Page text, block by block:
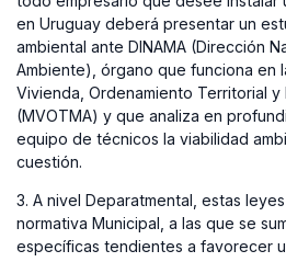
en Uruguay deberá presentar un
ambiental ante DINAMA (Dirección
Ambiente), órgano que funciona en
Vivienda, Ordenamiento Territorial y
(MVOTMA) y que analiza en
equipo de técnicos la viabilidad
cuestión.
3. A nivel Deparatmental, estas
normativa Municipal, a las que se
específicas tendientes a favorecer